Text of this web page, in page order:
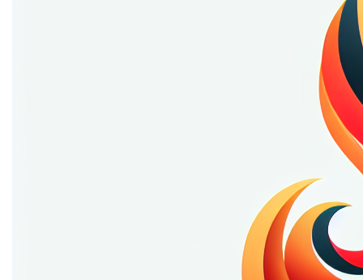
Ontdek meer domeinen
krachtige uitstraling. Met een naam die zowel kracht als
de perfecte keuze voor
mogelijkheden die deze naam biedt en zet je ideeën in
vuur en vlam. Of je nu een gedurfde onderneming start